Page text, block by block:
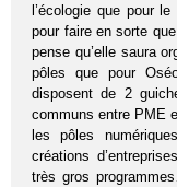
l’écologie que pour
pour faire en sorte
pense qu’elle saura
pôles que pour
disposent de 2
communs entre PME
les pôles
créations
très gros